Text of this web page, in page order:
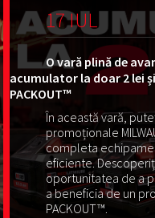
17 IUL
O vară plină de
acumulator la doar 2 lei
PACKOUT™
În această vară,
promoționale
completa
eficiente.
oportunitatea de a
a beneficia de un
PACKOUT™.